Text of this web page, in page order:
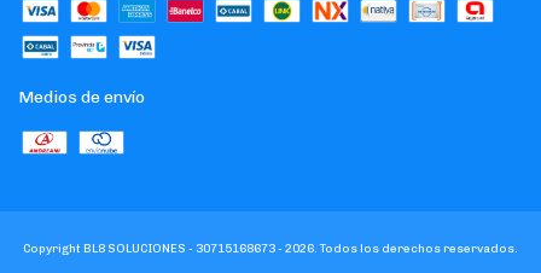
Medios de envío
Copyright BL8 SOLUCIONES - 30715168673 - 2026. Todos los derechos reservados.